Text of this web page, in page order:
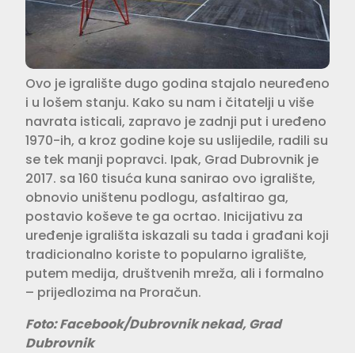
Ovo je igralište dugo godina stajalo neuređeno
i u lošem stanju. Kako su nam i čitatelji u više
navrata isticali, zapravo je zadnji put i uređeno
1970-ih, a kroz godine koje su uslijedile, radili su
se tek manji popravci. Ipak, Grad Dubrovnik je
2017. sa 160 tisuća kuna sanirao ovo igralište,
obnovio uništenu podlogu, asfaltirao ga,
postavio koševe te ga ocrtao. Inicijativu za
uređenje igrališta iskazali su tada i građani koji
tradicionalno koriste to popularno igralište,
putem medija, društvenih mreža, ali i formalno
– prijedlozima na Proračun.
Foto: Facebook/Dubrovnik nekad, Grad
Dubrovnik